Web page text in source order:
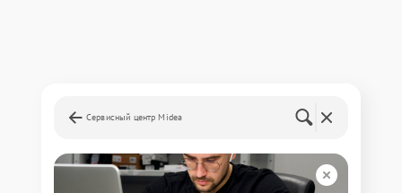
Сервисный центр Midea